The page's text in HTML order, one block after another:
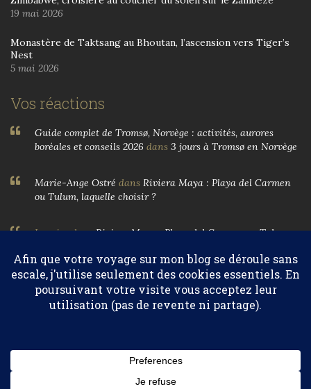
19 mai 2026
Monastère de Taktsang au Bhoutan, l’ascension vers Tiger’s
Nest
5 mai 2026
Vos réactions
Guide complet de Tromsø, Norvège : activités, aurores
boréales et conseils 2026 dans 3 jours à Tromsø en Norvège
Marie-Ange Ostré dans Riviera Maya : Playa del Carmen
ou Tulum, laquelle choisir ?
LarnierdansRiviera Maya : Playa del Carmen ou Tulum,
Marie-Ange OstrédansEgypte, parfums et huiles
essentielles
© 2004-2026 Marie-Ange Ostré. Tous droits réservés.
Confidentialité et cookies : ce site utilise des cookies. En continuant à
Pour en savoir plus, notamment sur la façon de contrôler les
Politique relative aux cookies